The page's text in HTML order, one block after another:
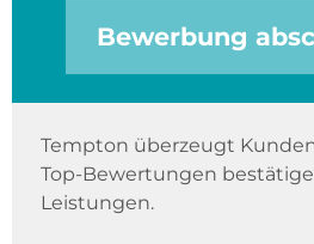
Bewerbung
Tempton überzeugt
Top-Bewertungen
Leistungen.